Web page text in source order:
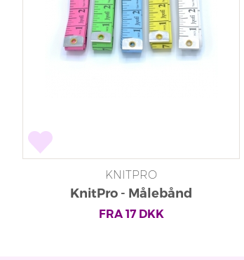
KNITPRO
KnitPro - Målebånd
FRA 17DKK